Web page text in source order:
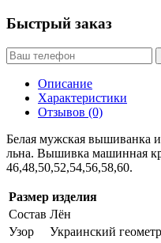
Быстрый заказ
Описание
Характеристики
Отзывов (0)
Белая мужская вышиванка
льна. Вышивка машинная
46,48,50,52,54,56,58,60.
Размер изделия
Состав Лён
Узор
Украинский